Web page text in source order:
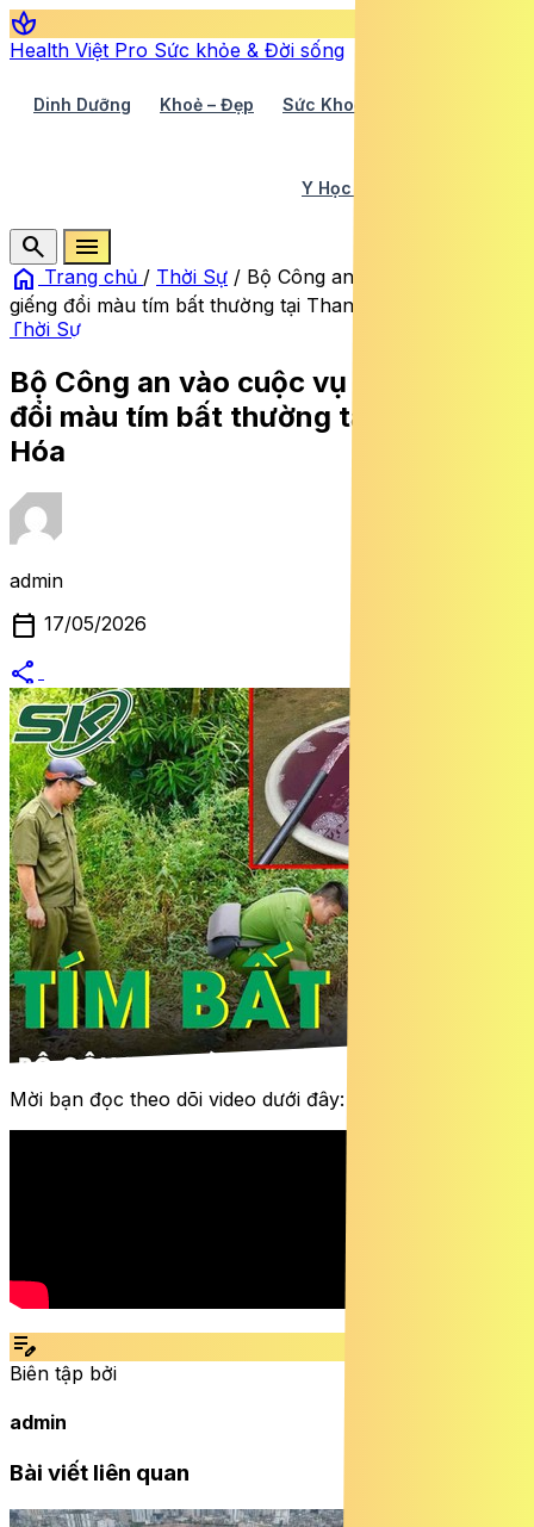
spa
Health Việt Pro Sức khỏe & Đời sống
Dinh Dưỡng Khoẻ – Đẹp Sức Khoẻ TV
Y Học Cổ Truyền
search
menu
home Trang chủ / Thời Sự / Bộ Công an vào cuộc vụ nước
giếng đổi màu tím bất thường tại Thanh Hóa
Thời Sự
Bộ Công an vào cuộc vụ nước giếng
đổi màu tím bất thường tại Thanh
Hóa
admin
calendar_today 17/05/2026
share
Mời bạn đọc theo dõi video dưới đây:
edit_note
Biên tập bởi
admin
Bài viết liên quan